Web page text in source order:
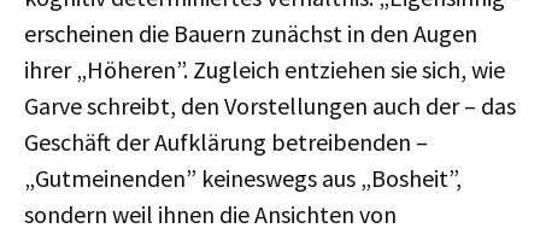
erscheinen die Bauern zunächst in den Augen
ihrer „Höheren”. Zugleich entziehen sie sich, wie
Garve schreibt, den Vorstellungen auch der – das
Geschäft der Aufklärung betreibenden –
„Gutmeinenden” keineswegs aus „Bosheit”,
sondern weil ihnen die Ansichten von